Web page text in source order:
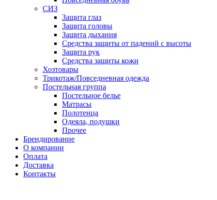
СИЗ
Защита глаз
Защита головы
Защита дыхания
Средства защиты от падений с высоты
Защита рук
Средства защиты кожи
Хозтовары
Трикотаж/Повседневная одежда
Постельная группа
Постельное белье
Матрасы
Полотенца
Одеяла, подушки
Прочее
Брендирование
О компании
Оплата
Доставка
Контакты